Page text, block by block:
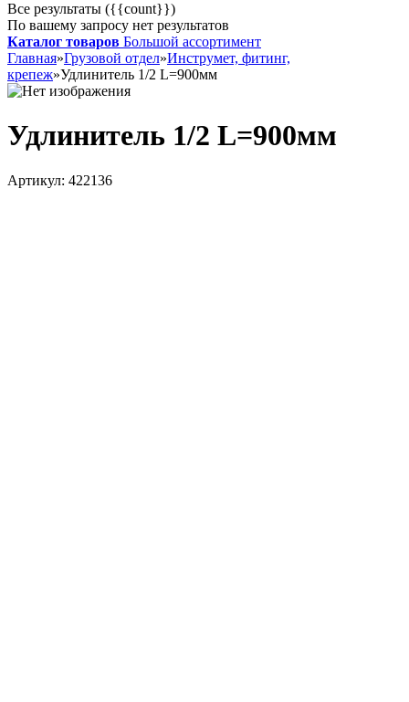
Все результаты ({{count}})
По вашему запросу нет результатов
Каталог товаров Большой ассортимент
Главная»Грузовой отдел»Инструмет, фитинг,
крепеж»Удлинитель 1/2 L=900мм
Удлинитель 1/2 L=900мм
Артикул: 422136